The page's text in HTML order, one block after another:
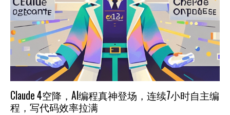
Claude 4空降，AI编程真神登场，连续7小时自主编
程，写代码效率拉满